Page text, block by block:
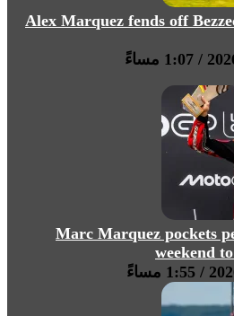
Alex Marquez fends off
Marc Marquez pockets
weekend